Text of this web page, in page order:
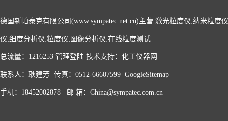
德国新帕泰克有限公司(www.sympatec.net.cn)主营:激光粒度仪;纳米粒度
仪;细度分析仪;粒度仪;图像分析仪;在线粒度测试
总流量：1216253 管理登陆 技术支持： 化工仪器网
联系人：耿建芳 传真：0512-66607599 GoogleSitemap
手机：18452002878 邮 箱：China@sympatec.com.cn